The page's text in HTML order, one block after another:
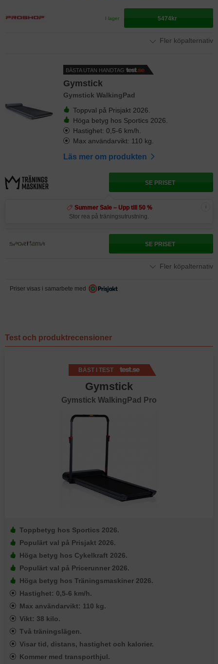
I lager 5474kr
Fler köpalternativ
BÄSTA UTAN HANDTAG
Gymstick
Gymstick WalkingPad
Toppval på Prisjakt 2026.
Höga betyg hos Sportics 2026.
Hastighet: 0,5-6 km/h.
Max användarvikt: 110 kg.
Läs mer om produkten
SE PRISET
i
Summer Sale – Upp till 50 %
Stor rea på träningsutrustning.
SE PRISET
Fler köpalternativ
Priser visas i samarbete med
Test och produktrecensioner
BÄST I TEST
Gymstick
Gymstick WalkingPad Pro
Toppbetyg hos Sportics 2026.
Populärt val på Prisjakt 2026.
Höga betyg hos Cykelkraft 2026.
Populärt val på Pricerunner 2026.
Höga betyg hos Träningsmaskiner 2026.
Hastighet: 0,5-6 km/h.
Max användarvikt: 110 kg.
Vikt: 38 kilo.
Två träningslägen.
Visar tid, distans, hastighet och kalorier.
Kommer med transporthjul.